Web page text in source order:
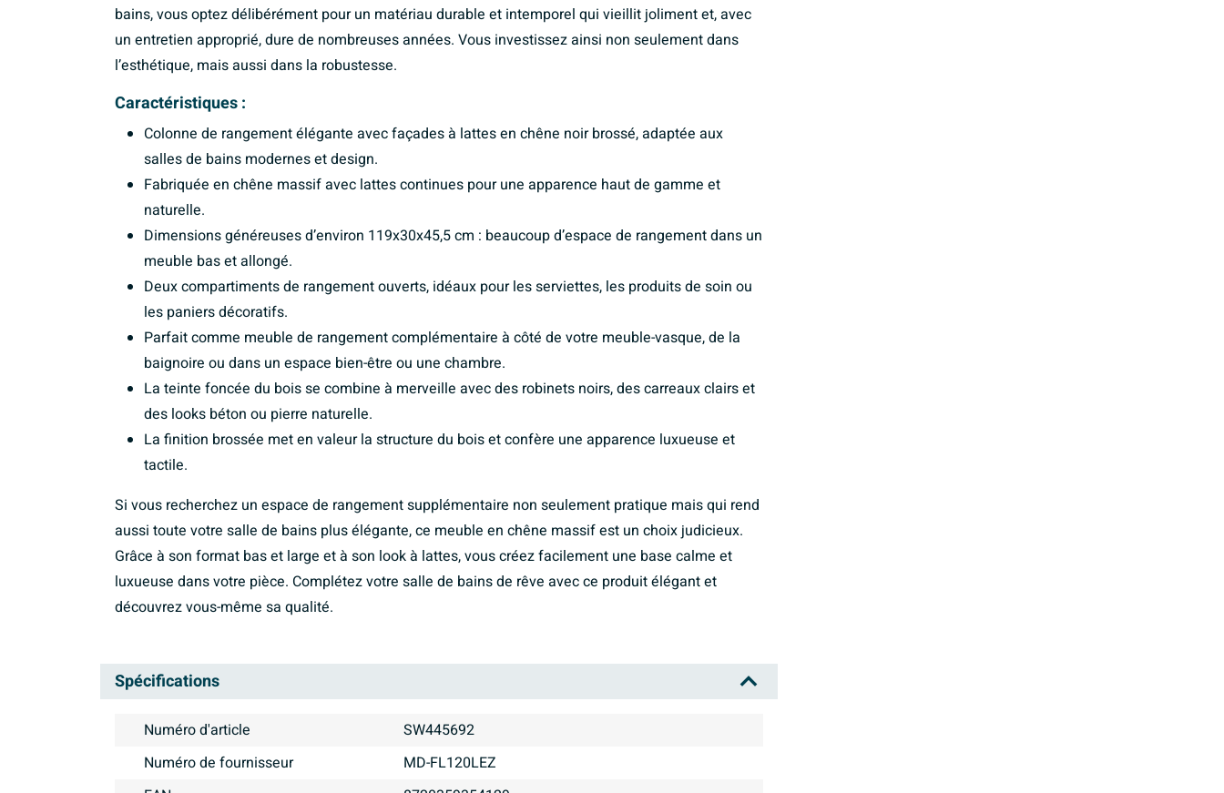
bains, vous optez délibérément pour un matériau durable et intemporel qui vieillit joliment et, avec
un entretien approprié, dure de nombreuses années. Vous investissez ainsi non seulement dans
l’esthétique, mais aussi dans la robustesse.
Caractéristiques :
Colonne de rangement élégante avec façades à lattes en chêne noir brossé, adaptée aux
salles de bains modernes et design.
Fabriquée en chêne massif avec lattes continues pour une apparence haut de gamme et
naturelle.
Dimensions généreuses d’environ 119x30x45,5 cm : beaucoup d’espace de rangement dans un
meuble bas et allongé.
Deux compartiments de rangement ouverts, idéaux pour les serviettes, les produits de soin ou
les paniers décoratifs.
Parfait comme meuble de rangement complémentaire à côté de votre meuble-vasque, de la
baignoire ou dans un espace bien-être ou une chambre.
La teinte foncée du bois se combine à merveille avec des robinets noirs, des carreaux clairs et
des looks béton ou pierre naturelle.
La finition brossée met en valeur la structure du bois et confère une apparence luxueuse et
tactile.
Si vous recherchez un espace de rangement supplémentaire non seulement pratique mais qui rend
aussi toute votre salle de bains plus élégante, ce meuble en chêne massif est un choix judicieux.
Grâce à son format bas et large et à son look à lattes, vous créez facilement une base calme et
luxueuse dans votre pièce. Complétez votre salle de bains de rêve avec ce produit élégant et
découvrez vous-même sa qualité.
Spécifications
Numéro d'article
SW445692
Numéro de fournisseur
MD-FL120LEZ